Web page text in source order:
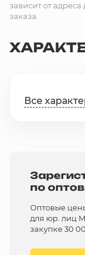
зависит от
заказа.
Все
по
Оптовые
для юр. лиц
закупке 30